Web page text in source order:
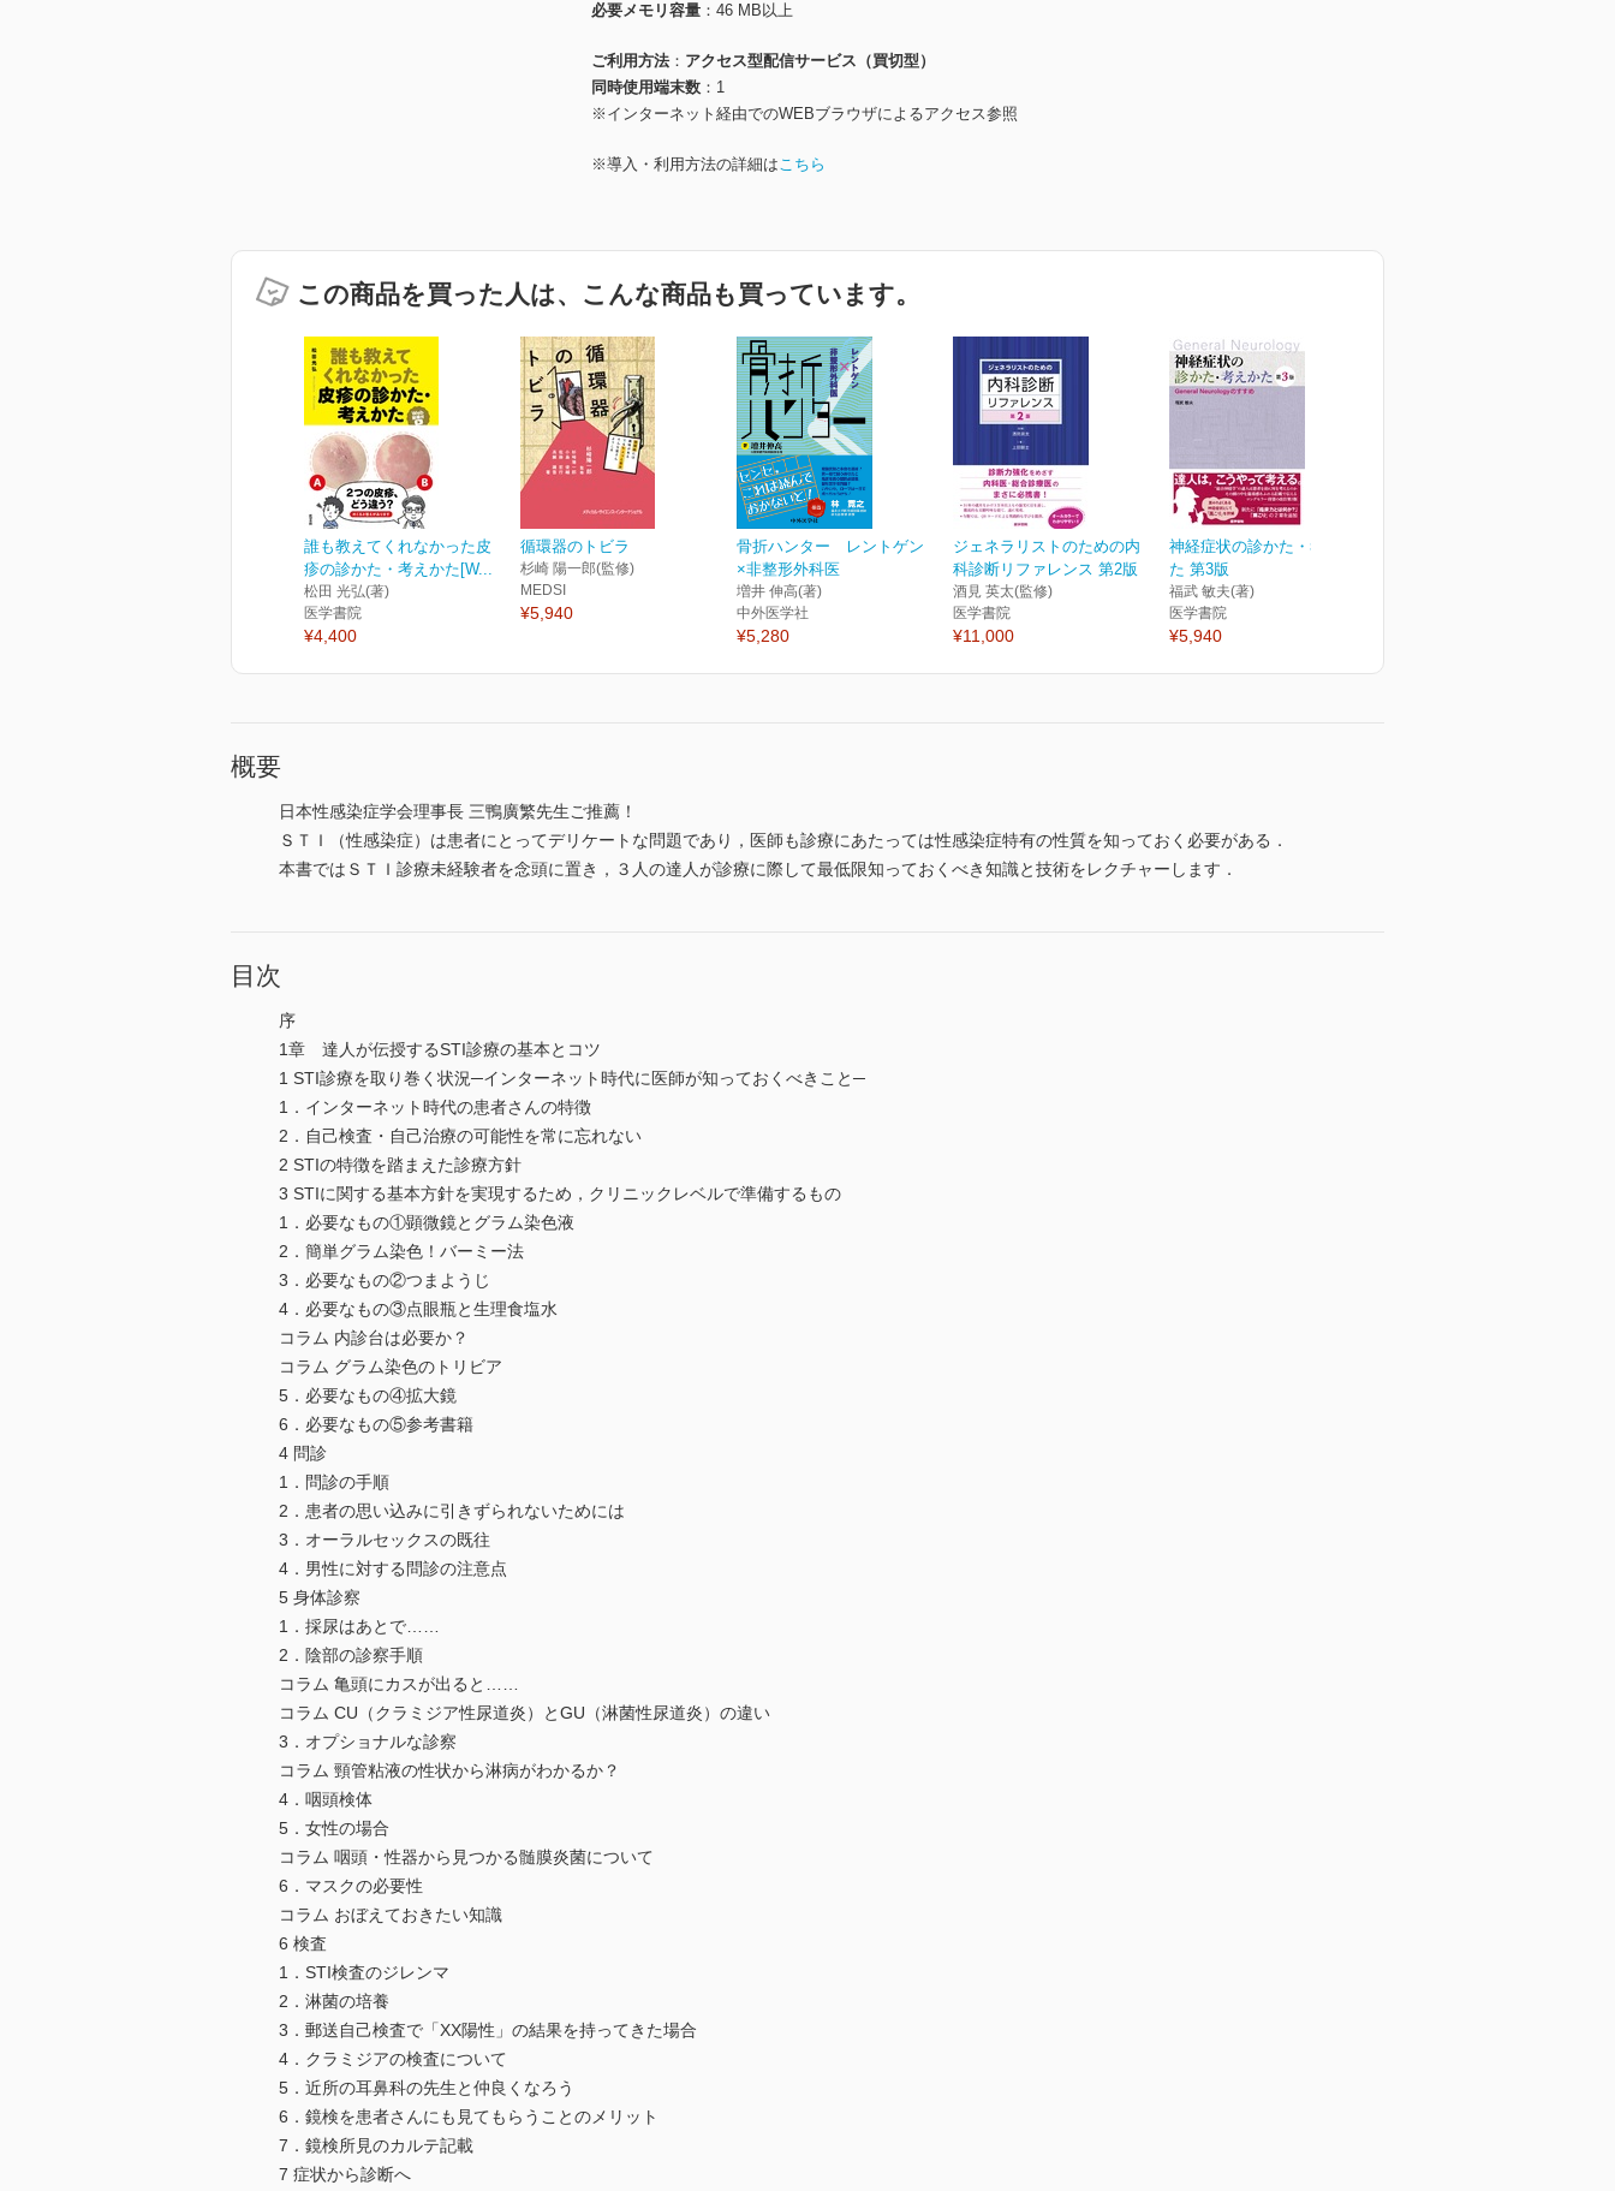
必要メモリ容量
46 MB以上
ご利用方法
アクセス型配信サービス（買切型）
同時使用端末数
1
※インターネット経由でのWEBブラウザによるアクセス参照
※導入・利用方法の詳細はこちら
この商品を買った人は、こんな商品も買っています。
誰も教えてくれなかった皮
疹の診かた・考えかた[W...
松田 光弘(著)
医学書院
¥4,400
循環器のトビラ
杉崎 陽一郎(監修)
MEDSI
¥5,940
骨折ハンター レントゲン
×非整形外科医
増井 伸高(著)
中外医学社
¥5,280
ジェネラリストのための内
科診断リファレンス 第2版
酒見 英太(監修)
医学書院
¥11,000
神経症状の診かた・考えか
た 第3版
福武 敏夫(著)
医学書院
¥5,940
概要
日本性感染症学会理事長 三鴨廣繁先生ご推薦！
ＳＴＩ（性感染症）は患者にとってデリケートな問題であり，医師も診療にあたっては性感染症特有の性質を知っておく必要がある．
本書ではＳＴＩ診療未経験者を念頭に置き，３人の達人が診療に際して最低限知っておくべき知識と技術をレクチャーします．
目次
序
1章 達人が伝授するSTI診療の基本とコツ
1 STI診療を取り巻く状況─インターネット時代に医師が知っておくべきこと─
1．インターネット時代の患者さんの特徴
2．自己検査・自己治療の可能性を常に忘れない
2 STIの特徴を踏まえた診療方針
3 STIに関する基本方針を実現するため，クリニックレベルで準備するもの
1．必要なもの①顕微鏡とグラム染色液
2．簡単グラム染色！バーミー法
3．必要なもの②つまようじ
4．必要なもの③点眼瓶と生理食塩水
コラム 内診台は必要か？
コラム グラム染色のトリビア
5．必要なもの④拡大鏡
6．必要なもの⑤参考書籍
4 問診
1．問診の手順
2．患者の思い込みに引きずられないためには
3．オーラルセックスの既往
4．男性に対する問診の注意点
5 身体診察
1．採尿はあとで……
2．陰部の診察手順
コラム 亀頭にカスが出ると……
コラム CU（クラミジア性尿道炎）とGU（淋菌性尿道炎）の違い
3．オプショナルな診察
コラム 頸管粘液の性状から淋病がわかるか？
4．咽頭検体
5．女性の場合
コラム 咽頭・性器から見つかる髄膜炎菌について
6．マスクの必要性
コラム おぼえておきたい知識
6 検査
1．STI検査のジレンマ
2．淋菌の培養
3．郵送自己検査で「XX陽性」の結果を持ってきた場合
4．クラミジアの検査について
5．近所の耳鼻科の先生と仲良くなろう
6．鏡検を患者さんにも見てもらうことのメリット
7．鏡検所見のカルテ記載
7 症状から診断へ